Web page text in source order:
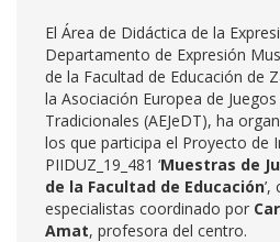
El Área de Didáctica de la
Departamento de Expresión
de la Facultad de Educación de
la Asociación Europea de
Tradicionales (AEJeDT), ha
los que participa el Proyecto de
PIIDUZ_19_481 ‘Muestras de
de la Facultad de Educación
especialistas coordinado por
Amat, profesora del centro.